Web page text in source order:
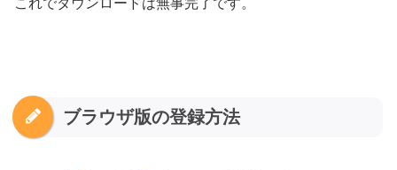
これでダウンロードは無事完了です。
ブラウザ版の登録方法